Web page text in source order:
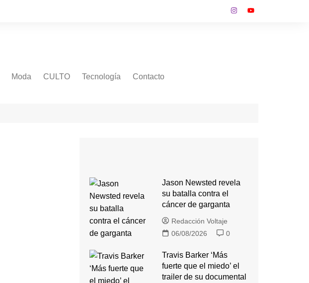
Moda CULTO Tecnología Contacto
Jason Newsted revela
su batalla contra el
cáncer de garganta
Redacción Voltaje
06/08/2026
0
Travis Barker ‘Más
fuerte que el miedo’ el
trailer de su documental